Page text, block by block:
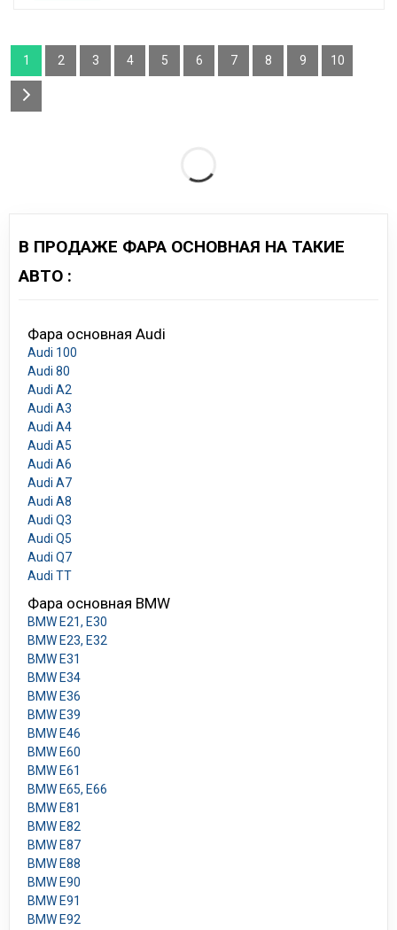
1 2 3 4 5 6 7 8 9 10
В ПРОДАЖЕ ФАРА ОСНОВНАЯ НА ТАКИЕ
АВТО :
Фара основная Audi
Audi 100
Audi 80
Audi A2
Audi A3
Audi A4
Audi A5
Audi A6
Audi A7
Audi A8
Audi Q3
Audi Q5
Audi Q7
Audi TT
Фара основная BMW
BMW E21, E30
BMW E23, E32
BMW E31
BMW E34
BMW E36
BMW E39
BMW E46
BMW E60
BMW E61
BMW E65, E66
BMW E81
BMW E82
BMW E87
BMW E88
BMW E90
BMW E91
BMW E92